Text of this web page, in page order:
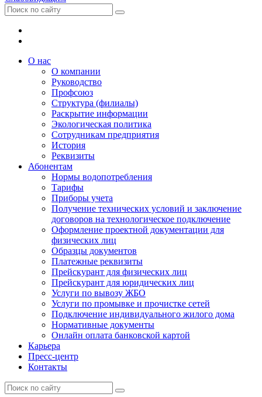
О нас
О компании
Руководство
Профсоюз
Структура (филиалы)
Раскрытие информации
Экологическая политика
Сотрудникам предприятия
История
Реквизиты
Абонентам
Нормы водопотребления
Тарифы
Приборы учета
Получение технических условий и заключение
договоров на технологическое подключение
Оформление проектной документации для
физических лиц
Образцы документов
Платежные реквизиты
Прейскурант для физических лиц
Прейскурант для юридических лиц
Услуги по вывозу ЖБО
Услуги по промывке и прочистке сетей
Подключение индивидуального жилого дома
Нормативные документы
Онлайн оплата банковской картой
Карьера
Пресс-центр
Контакты